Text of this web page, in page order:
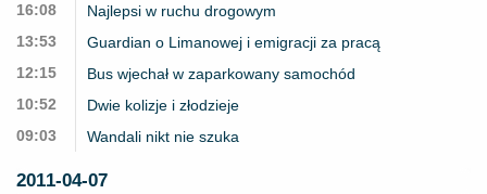
16:08
Najlepsi w ruchu drogowym
13:53
Guardian o Limanowej i emigracji za pracą
12:15
Bus wjechał w zaparkowany samochód
10:52
Dwie kolizje i złodzieje
09:03
Wandali nikt nie szuka
2011-04-07